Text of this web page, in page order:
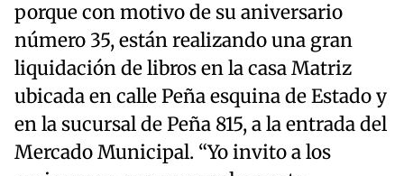
porque con motivo de su aniversario
número 35, están realizando una gran
liquidación de libros en la casa Matriz
ubicada en calle Peña esquina de Estado y
en la sucursal de Peña 815, a la entrada del
Mercado Municipal. “Yo invito a los